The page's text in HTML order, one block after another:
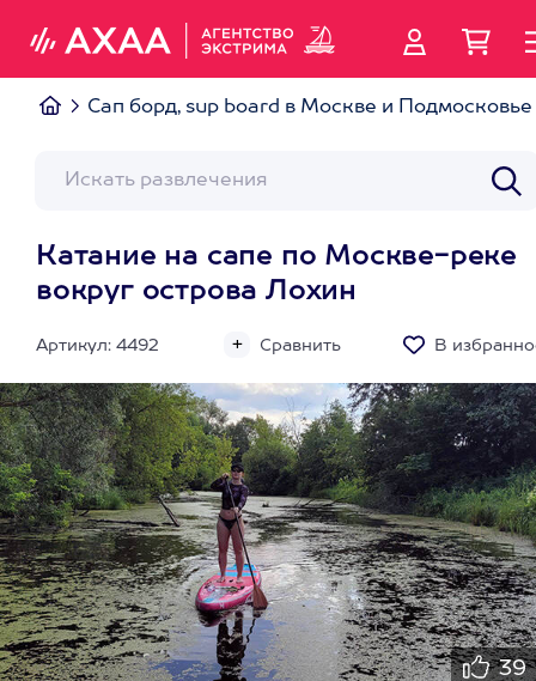
Сап борд, sup board в Москве и Подмосковье
Катание на сапе по Москве-реке
вокруг острова Лохин
Артикул: 4492 Сравнить В
39